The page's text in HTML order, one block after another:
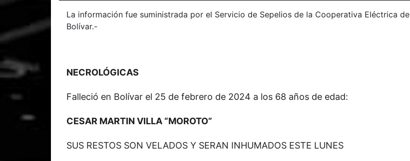
La información fue suministrada por el Servicio de Sepelios de la Cooperativa Eléctrica de
Bolívar.-
NECROLÓGICAS
Falleció en Bolívar el 25 de febrero de 2024 a los 68 años de edad:
CESAR MARTIN VILLA “MOROTO”
SUS RESTOS SON VELADOS Y SERAN INHUMADOS ESTE LUNES